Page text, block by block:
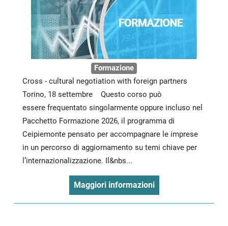
Formazione
Cross - cultural negotiation with foreign partners
Torino, 18 settembre Questo corso può
essere frequentato singolarmente oppure incluso nel
Pacchetto Formazione 2026, il programma di
Ceipiemonte pensato per accompagnare le imprese
in un percorso di aggiornamento su temi chiave per
l’internazionalizzazione. Il&nbs...
Maggiori informazioni